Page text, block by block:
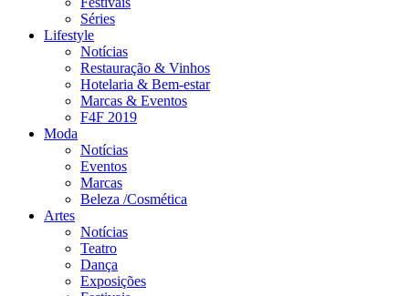
Séries
Lifestyle
Notícias
Restauração & Vinhos
Hotelaria & Bem-estar
Marcas & Eventos
F4F 2019
Moda
Notícias
Eventos
Marcas
Beleza /Cosmética
Artes
Notícias
Teatro
Dança
Exposições